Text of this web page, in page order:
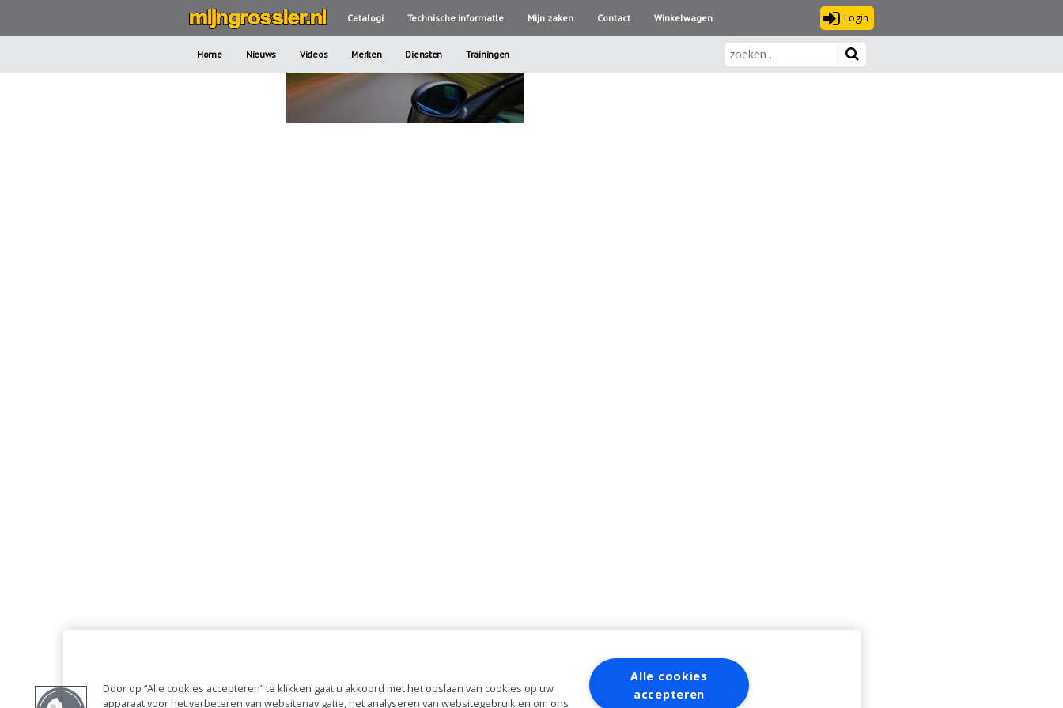
Catalogi Technische informatle Mijn zaken Contact Winkelwagen Login
Home Nieuws Videos Merken Diensten Trainingen
Door op “Alle cookies accepteren” te klikken gaat u akkoord met het opslaan van cookies op uw
apparaat voor het verbeteren van websitenavigatie, het analyseren van websitegebruik en om ons
Alle cookies
accepteren